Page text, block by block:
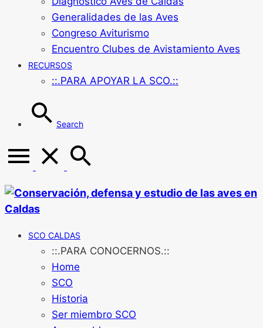
Generalidades de las Aves
Congreso Aviturismo
Encuentro Clubes de Avistamiento Aves
RECURSOS
::.PARA APOYAR LA SCO.::
Search
SCO CALDAS
::.PARA CONOCERNOS.::
Home
SCO
Historia
Ser miembro SCO